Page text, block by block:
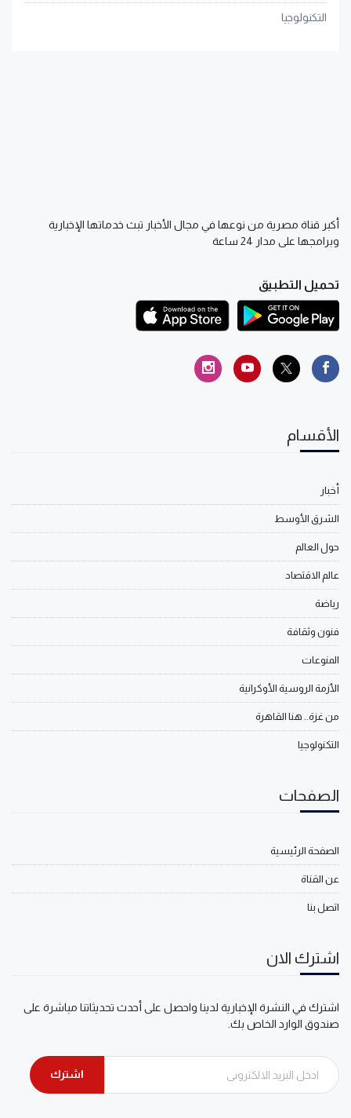
التكنولوجيا
أكبر قناة مصرية من نوعها في مجال الأخبار تبث خدماتها الإخبارية
وبرامجها على مدار 24 ساعة
تحميل التطبيق
الأقسام
أخبار
الشرق الأوسط
حول العالم
عالم الاقتصاد
رياضة
فنون وثقافة
المنوعات
الأزمة الروسية الأوكرانية
من غزة.. هنا القاهرة
التكنولوجيا
الصفحات
الصفحة الرئيسية
عن القناة
اتصل بنا
اشترك الان
اشترك في النشرة الإخبارية لدينا واحصل على أحدث تحديثاتنا مباشرة على
صندوق الوارد الخاص بك.
اشترك